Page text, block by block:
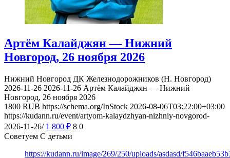
Артём Калайджян — Нижний
Новгород, 26 ноября 2026
Нижний Новгород ДК Железнодорожников (Н. Новгород)
2026-11-26 2026-11-26 Артём Калайджян — Нижний
Новгород, 26 ноября 2026
1800 RUB https://schema.org/InStock 2026-08-06T03:22:00+03:00
https://kudann.ru/event/artyom-kalaydzhyan-nizhniy-novgorod-
2026-11-26/ 1 800 ₽ 8 0
Советуем С детьми
https://kudann.ru/image/269/250/uploads/asdasd/